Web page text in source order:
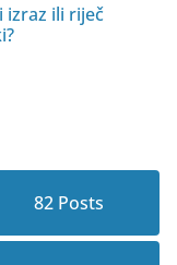
izraz ili riječ
82Posts